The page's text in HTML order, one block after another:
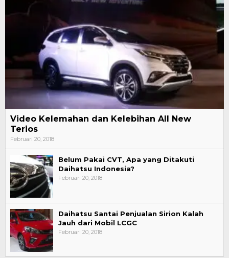
Video Kelemahan dan Kelebihan All New
Terios
Februari 20, 2018
Belum Pakai CVT, Apa yang Ditakuti
Daihatsu Indonesia?
Februari 20, 2018
Daihatsu Santai Penjualan Sirion Kalah
Jauh dari Mobil LCGC
Februari 20, 2018